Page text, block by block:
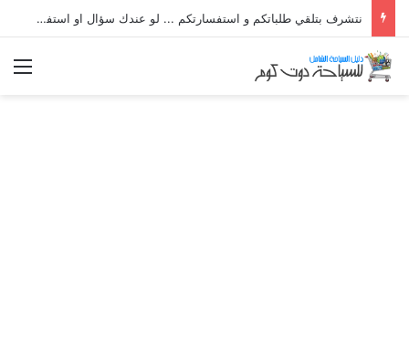
نتشرف بتلقي طلباتكم و استفسارتكم ... لو عندك سؤال او استفسار ماتدرددش فى طلب المساعدة